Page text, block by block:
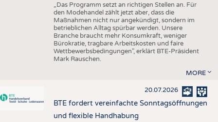
„Das Programm setzt an richtigen Stellen an. Für
den Modehandel zählt jetzt aber, dass die
Maßnahmen nicht nur angekündigt, sondern im
betrieblichen Alltag spürbar werden. Unsere
Branche braucht mehr Konsumkraft, weniger
Bürokratie, tragbare Arbeitskosten und faire
Wettbewerbsbedingungen", erklärt BTE-Präsident
Mark Rauschen.
MORE
20.07.2026
BTE fordert vereinfachte Sonntagsöffnungen
und flexible Handhabung